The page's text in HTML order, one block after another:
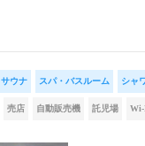
サウナ スパ・バスルーム シャ
売店 自動販売機 託児場 Wi-